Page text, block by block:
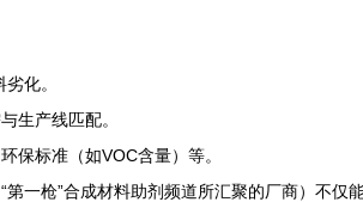
化。
生产线匹配。
保标准（如VOC含量）等。
一枪”合成材料助剂频道所汇聚的厂商）不仅